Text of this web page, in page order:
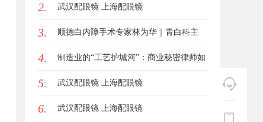
视光体系，打造青少年精准个体化控轴方
案
2. 武汉配眼镜 上海配眼镜
3. 顺德白内障手术专家林为华｜青白科主
任，白内障手术资深医生
4. 制造业的“工艺护城河”：商业秘密律师如
何守住车间里的“Know-how”
5. 武汉配眼镜 上海配眼镜
6. 武汉配眼镜 上海配眼镜